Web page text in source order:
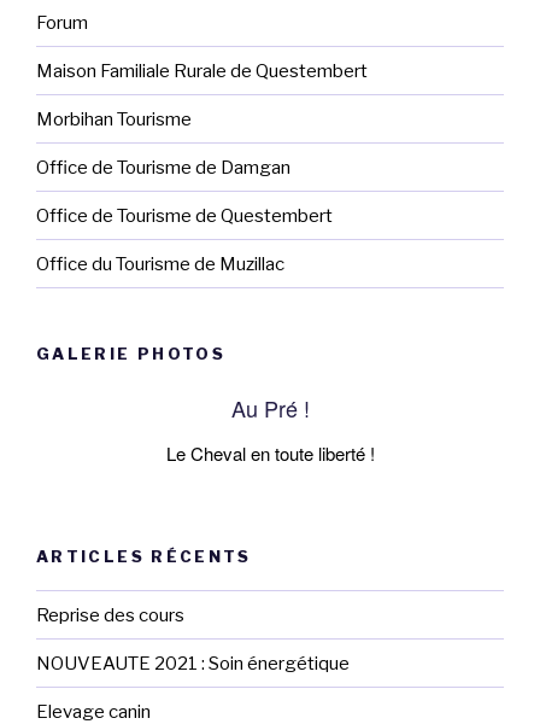
Forum
Maison Familiale Rurale de Questembert
Morbihan Tourisme
Office de Tourisme de Damgan
Office de Tourisme de Questembert
Office du Tourisme de Muzillac
GALERIE PHOTOS
Au Pré !
Le Cheval en toute liberté !
ARTICLES RÉCENTS
Reprise des cours
NOUVEAUTE 2021 : Soin énergétique
Elevage canin